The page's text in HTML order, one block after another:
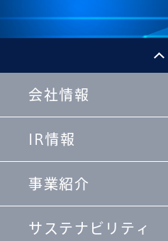
会社情報
IR情報
事業紹介
サステナビリティ